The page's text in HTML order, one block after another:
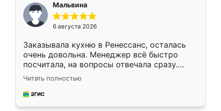
Мальвина
6 августа 2026
Заказывала кухню в Ренессанс, осталась
очень довольна. Менеджер всё быстро
посчитала, на вопросы отвечала сразу.
Замерщик приехал в субботу, подошёл к
делу со всей ответственностью. Собрали
за день, ребята работали аккуратно, даже
Читать полностью